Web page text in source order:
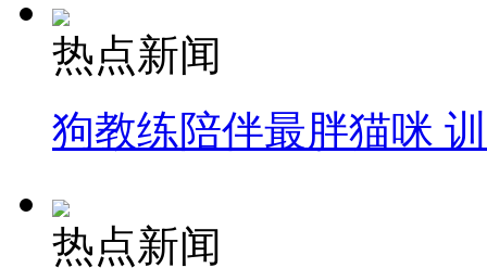
热点新闻
狗教练陪伴最胖猫咪
热点新闻